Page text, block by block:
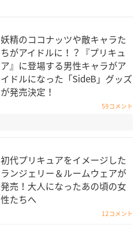
妖精のココナッツや敵キャラた
ちがアイドルに！？『プリキュ
ア』に登場する男性キャラがア
イドルになった「SideB」グッズ
が発売決定！
59コメント
初代プリキュアをイメージした
ランジェリー＆ルームウェアが
発売！大人になったあの頃の女
性たちへ
12コメント